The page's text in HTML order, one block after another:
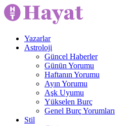
Yazarlar
Astroloji
Güncel Haberler
Günün Yorumu
Haftanın Yorumu
Ayın Yorumu
Aşk Uyumu
Yükselen Burç
Genel Burç Yorumları
Stil